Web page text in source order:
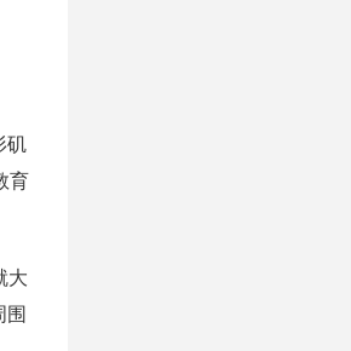
矶
育
大
围